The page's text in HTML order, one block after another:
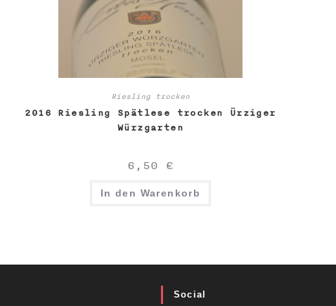
Riesling trocken
2016 Riesling Spätlese trocken Ürziger
Würzgarten
6,50 €
In den Warenkorb
Social